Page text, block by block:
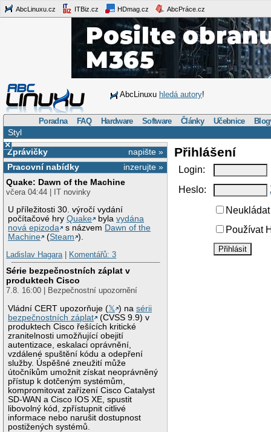
AbcLinuxu.cz ITBiz.cz HDmag.cz AbcPráce.cz
AbcLinuxu hledá autory!
Poradna FAQ Hardware Software Články Učebnice
Styl
×
napište »
Zprávičky
inzerujte »
Pracovní nabídky
Quake: Dawn of the Machine
včera 04:44 | IT novinky
U příležitosti 30. výročí vydání
počítačové hryQuake bylavydána
nová epizoda
s názvem Dawn of the
Machine
(Steam ).
Ladislav Hagara| Komentářů: 3
Série bezpečnostních záplat v
produktech Cisco
7.8. 16:00 | Bezpečnostní upozornění
Vládní CERT upozorňuje (𝕏 ) nasérii
bezpečnostních záplat
(CVSS 9.9) v
produktech Cisco řešících kritické
zranitelnosti umožňující obejití
autentizace, eskalaci oprávnění,
vzdálené spuštění kódu a odepření
služby. Úspěšné zneužití může
útočníkům umožnit získat neoprávněný
přístup k dotčeným systémům,
kompromitovat zařízení Cisco Catalyst
SD-WAN a Cisco IOS XE, spustit
libovolný kód, zpřístupnit citlivé
informace nebo narušit dostupnost
postižených systémů.
Přihlášení
Login:
Heslo:
Používat